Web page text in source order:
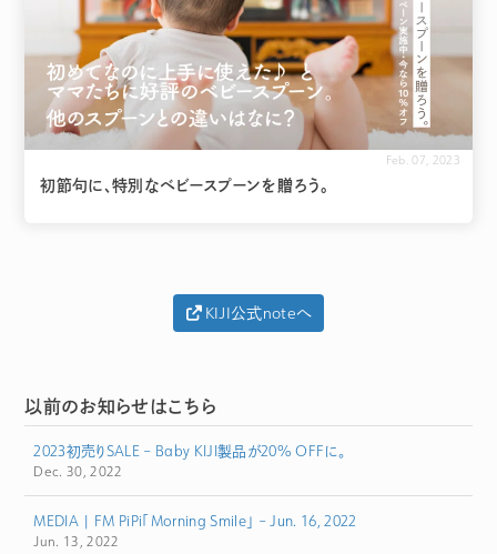
Feb. 07, 2023
初節句に、特別なベビースプーンを贈ろう。
KIJI公式noteへ
以前のお知らせはこちら
2023初売りSALE – Baby KIJI製品が20% OFFに。
Dec. 30, 2022
MEDIA | FM PiPi「Morning Smile」 – Jun. 16, 2022
Jun. 13, 2022